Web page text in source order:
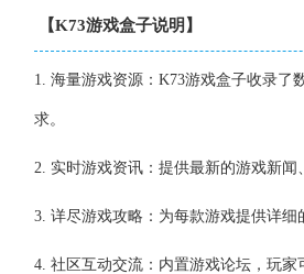
【K73游戏盒子说明】
1. 海量游戏资源：K73游戏盒子收录了
求。
2. 实时游戏资讯：提供最新的游戏新闻
3. 详尽游戏攻略：为每款游戏提供详细
4. 社区互动交流：内置游戏论坛，玩家